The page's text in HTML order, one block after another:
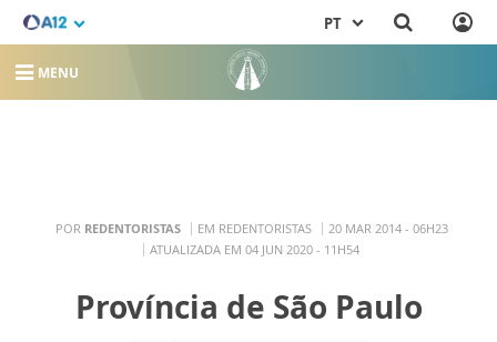
PT
MENU
POR REDENTORISTAS EM REDENTORISTAS
20 MAR 2014 - 06H23
ATUALIZADA EM 04 JUN 2020 - 11H54
Província de São Paulo